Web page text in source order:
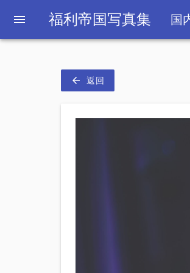
menu 福利帝国写真集 国
arrow_back 返回